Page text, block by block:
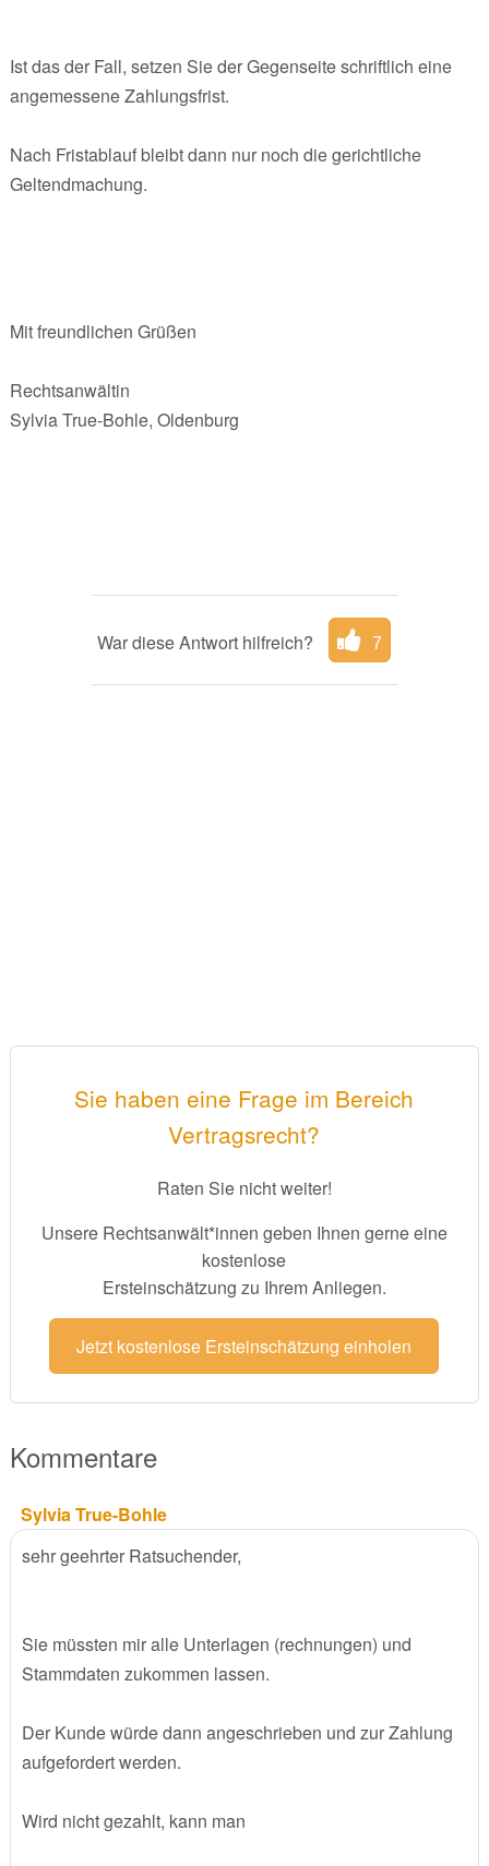
Ist das der Fall, setzen Sie der Gegenseite schriftlich eine
angemessene Zahlungsfrist.
Nach Fristablauf bleibt dann nur noch die gerichtliche
Geltendmachung.
Mit freundlichen Grüßen
Rechtsanwältin
Sylvia True-Bohle, Oldenburg
War diese Antwort hilfreich? 7
Sie haben eine Frage im Bereich
Vertragsrecht?
Raten Sie nicht weiter!
Unsere Rechtsanwält*innen geben Ihnen gerne eine
kostenlose
Ersteinschätzung zu Ihrem Anliegen.
Jetzt kostenlose Ersteinschätzung einholen
Kommentare
Sylvia True-Bohle
sehr geehrter Ratsuchender,
Sie müssten mir alle Unterlagen (rechnungen) und
Stammdaten zukommen lassen.
Der Kunde würde dann angeschrieben und zur Zahlung
aufgefordert werden.
Wird nicht gezahlt, kann man